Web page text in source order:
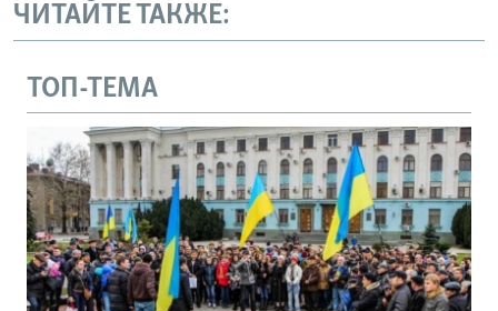
ЧИТАЙТЕ ТАКЖЕ:
ТОП-ТЕМА